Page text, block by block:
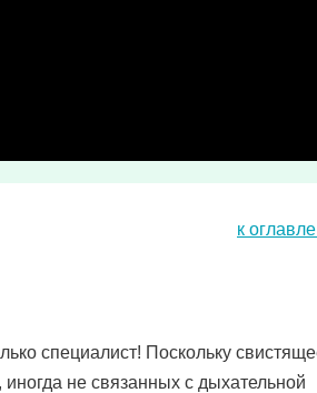
к
специалист! Поскольку
не связанных с дыхательной